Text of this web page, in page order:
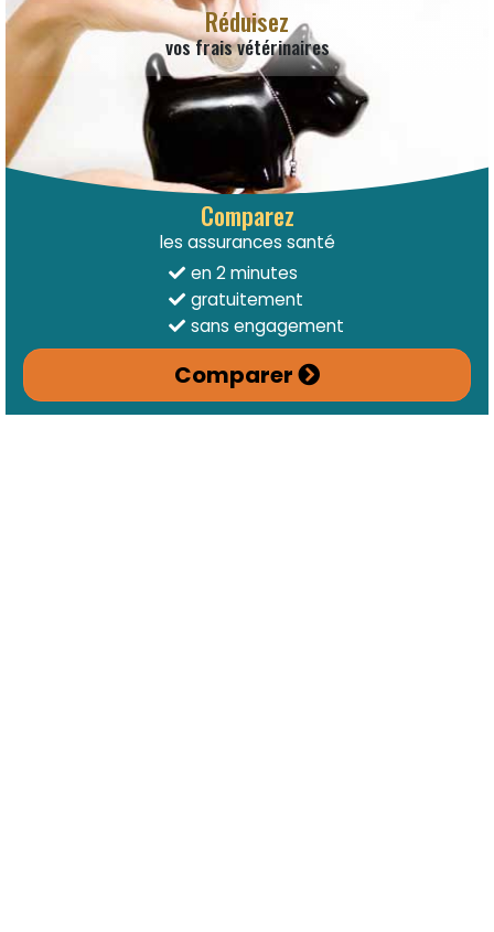
Réduisez
vos frais vétérinaires
Comparez
les assurances santé
en 2 minutes
gratuitement
sans engagement
Comparer